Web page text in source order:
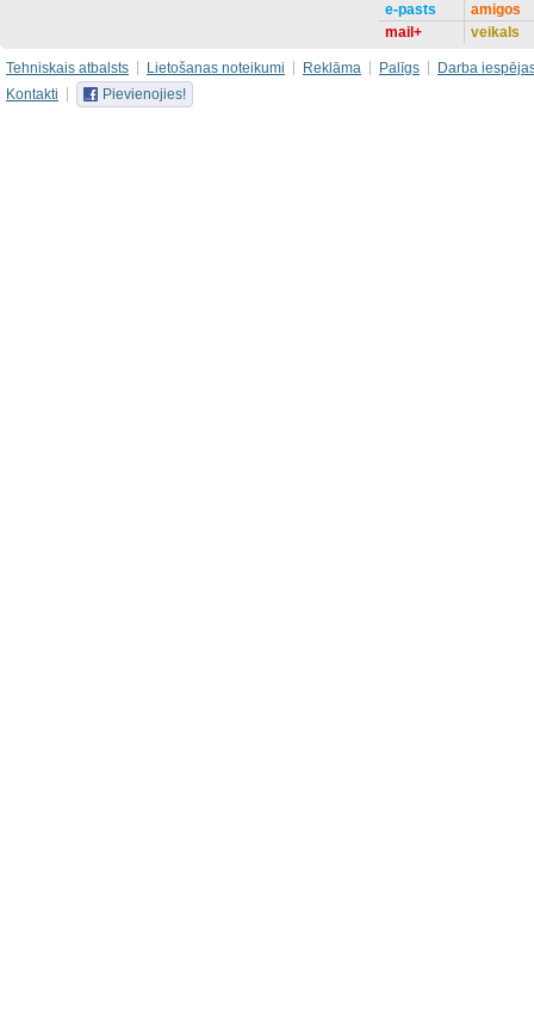
e-pasts
mail+
amigos
veikals
Tehniskais atbalsts Lietošanas noteikumi Reklāma Palīgs
Darba
Kontakti
Pievienojies!